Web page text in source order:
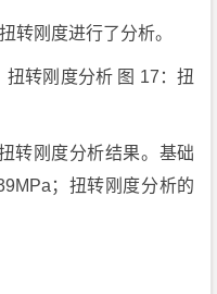
转刚度进行了分析。
扭转刚度分析 图 17：扭
转刚度分析结果。基础
；扭转刚度分析的